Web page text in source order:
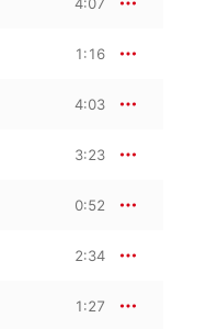
1:16
4:03
3:23
0:52
2:34
1:27